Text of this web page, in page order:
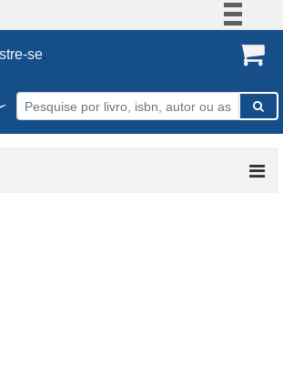
Participe
se.